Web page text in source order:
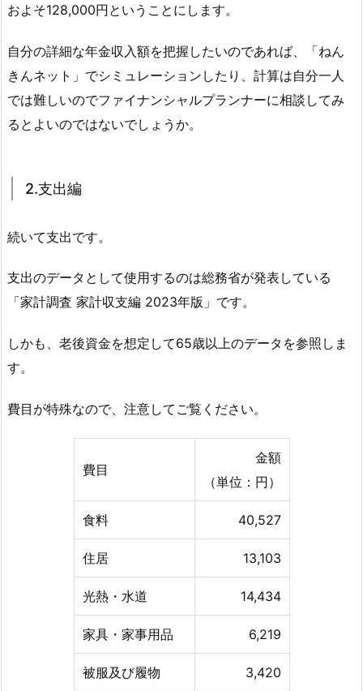
およそ128,000円ということにします。
自分の詳細な年金収入額を把握したいのであれば、「ねん
きんネット」でシミュレーションしたり、計算は自分一人
では難しいのでファイナンシャルプランナーに相談してみ
るとよいのではないでしょうか。
2.支出編
続いて支出です。
支出のデータとして使用するのは総務省が発表している
「家計調査 家計収支編 2023年版」です。
しかも、老後資金を想定して65歳以上のデータを参照しま
す。
費目が特殊なので、注意してご覧ください。
費目
金額
（単位：円）
食料 40,527
住居 13,103
光熱・水道 14,434
家具・家事用品 6,219
被服及び履物 3,420